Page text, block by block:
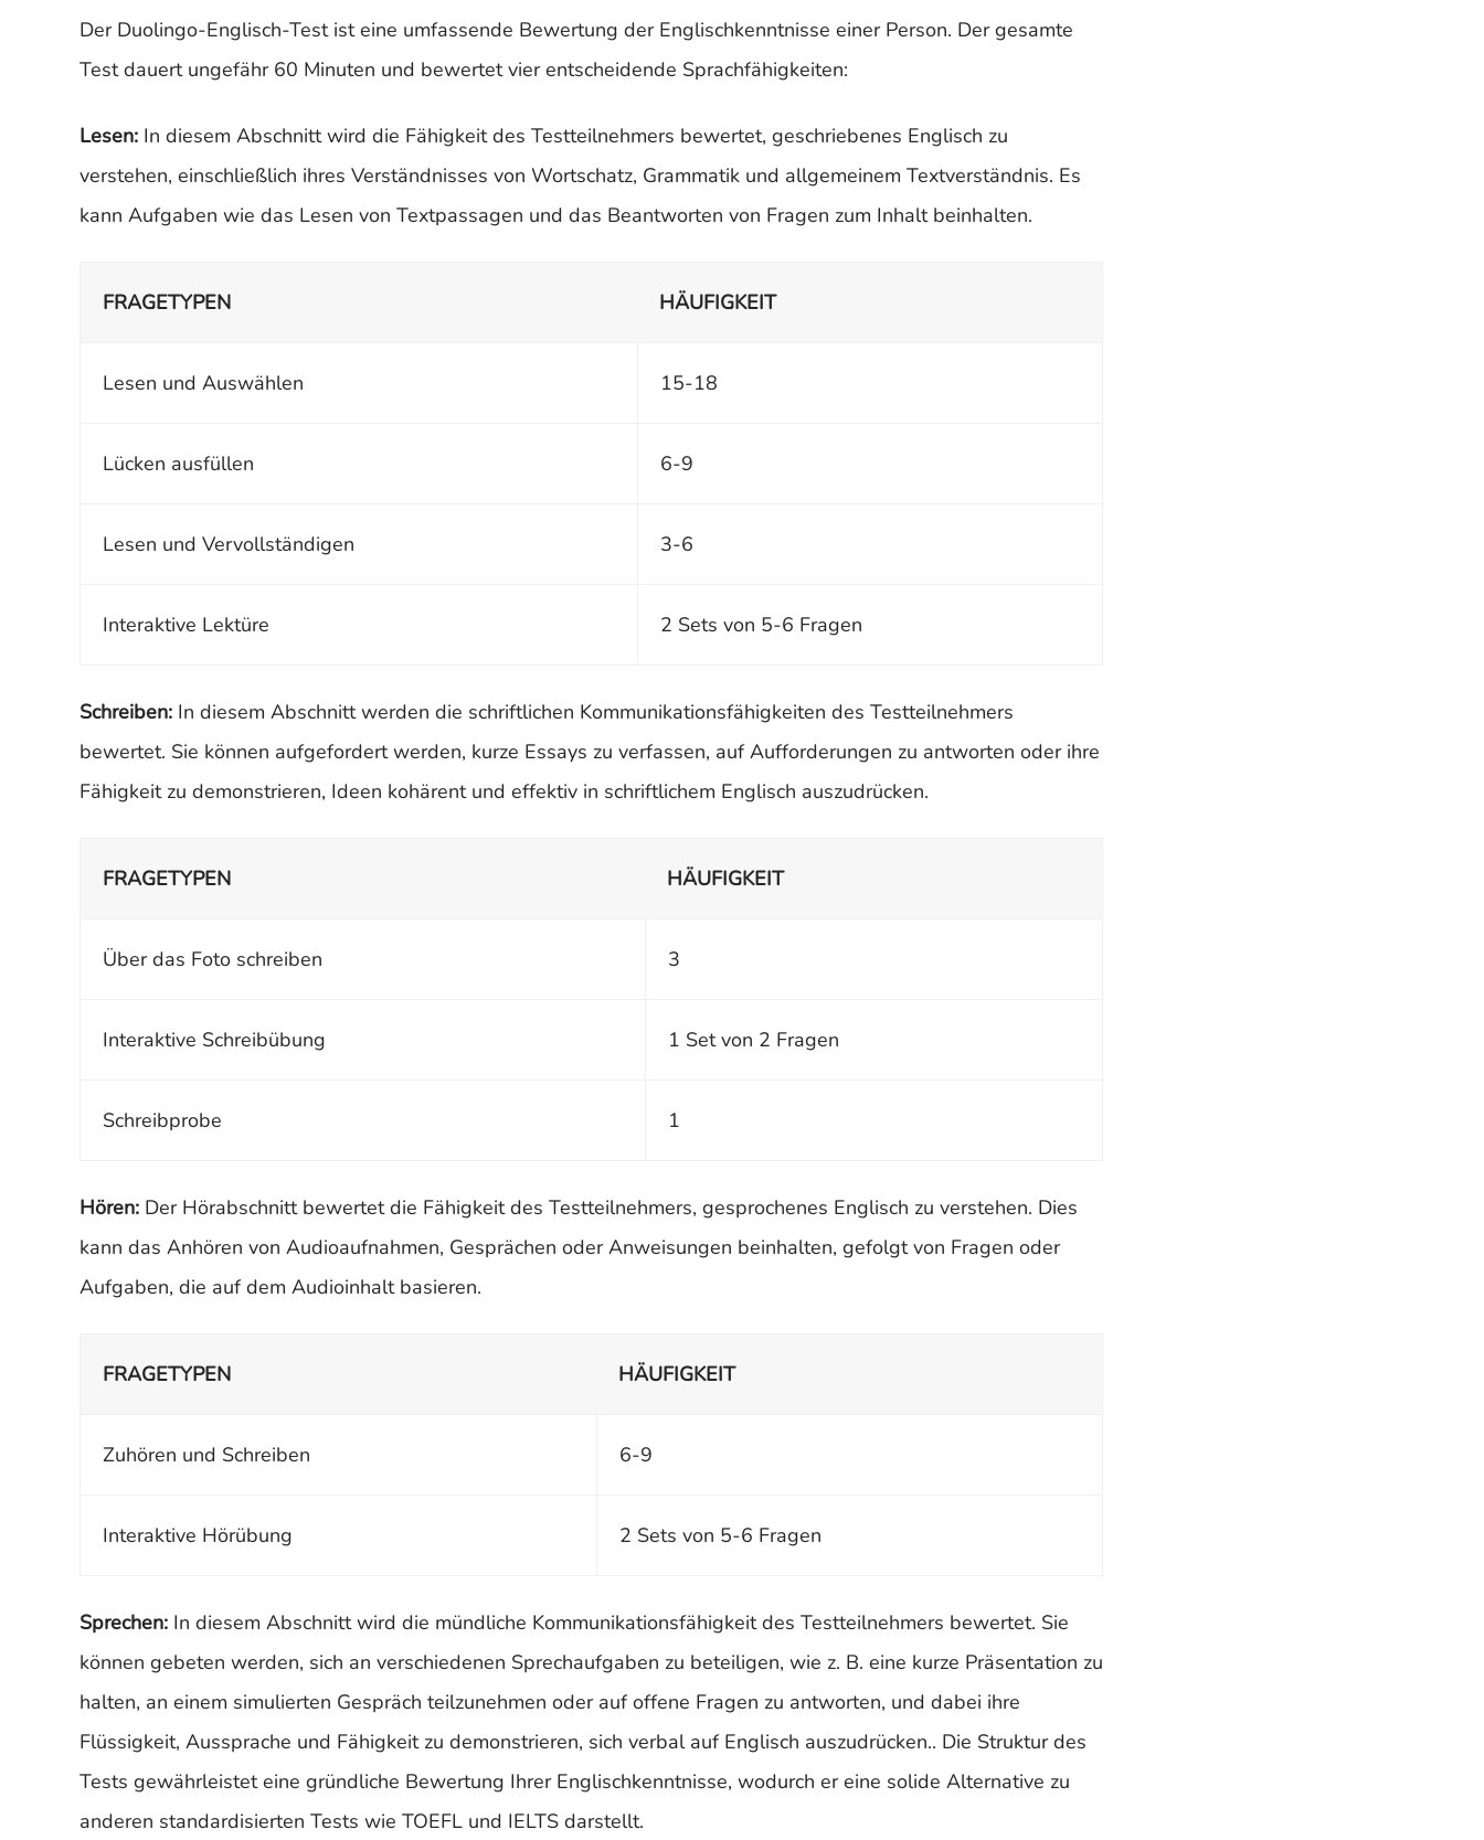
Der Duolingo-Englisch-Test ist eine umfassende Bewertung der Englischkenntnisse einer Person. Der gesamte
Test dauert ungefähr 60 Minuten und bewertet vier entscheidende Sprachfähigkeiten:
Lesen: In diesem Abschnitt wird die Fähigkeit des Testteilnehmers bewertet, geschriebenes Englisch zu
verstehen, einschließlich ihres Verständnisses von Wortschatz, Grammatik und allgemeinem Textverständnis. Es
kann Aufgaben wie das Lesen von Textpassagen und das Beantworten von Fragen zum Inhalt beinhalten.
FRAGETYPEN HÄUFIGKEIT
Lesen und Auswählen 15-18
Lücken ausfüllen 6-9
Lesen und Vervollständigen 3-6
Interaktive Lektüre 2 Sets von 5-6 Fragen
Schreiben: In diesem Abschnitt werden die schriftlichen Kommunikationsfähigkeiten des Testteilnehmers
bewertet. Sie können aufgefordert werden, kurze Essays zu verfassen, auf Aufforderungen zu antworten oder ihre
Fähigkeit zu demonstrieren, Ideen kohärent und effektiv in schriftlichem Englisch auszudrücken.
FRAGETYPEN HÄUFIGKEIT
Über das Foto schreiben 3
Interaktive Schreibübung 1 Set von 2 Fragen
Schreibprobe 1
Hören: Der Hörabschnitt bewertet die Fähigkeit des Testteilnehmers, gesprochenes Englisch zu verstehen. Dies
kann das Anhören von Audioaufnahmen, Gesprächen oder Anweisungen beinhalten, gefolgt von Fragen oder
Aufgaben, die auf dem Audioinhalt basieren.
FRAGETYPEN HÄUFIGKEIT
Zuhören und Schreiben 6-9
Interaktive Hörübung 2 Sets von 5-6 Fragen
Sprechen: In diesem Abschnitt wird die mündliche Kommunikationsfähigkeit des Testteilnehmers bewertet. Sie
können gebeten werden, sich an verschiedenen Sprechaufgaben zu beteiligen, wie z. B. eine kurze Präsentation zu
halten, an einem simulierten Gespräch teilzunehmen oder auf offene Fragen zu antworten, und dabei ihre
Flüssigkeit, Aussprache und Fähigkeit zu demonstrieren, sich verbal auf Englisch auszudrücken.. Die Struktur des
Tests gewährleistet eine gründliche Bewertung Ihrer Englischkenntnisse, wodurch er eine solide Alternative zu
anderen standardisierten Tests wie TOEFL und IELTS darstellt.